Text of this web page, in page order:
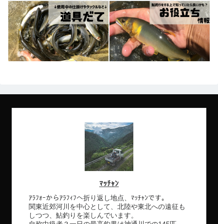
ﾏｯﾁｬﾝ
ｱﾗﾌｫｰからｱﾗﾌｨﾌへ折り返し地点、ﾏｯﾁｬﾝです。
関東近郊河川を中心として、北陸や東北への遠征も
しつつ、鮎釣りを楽しんでいます。